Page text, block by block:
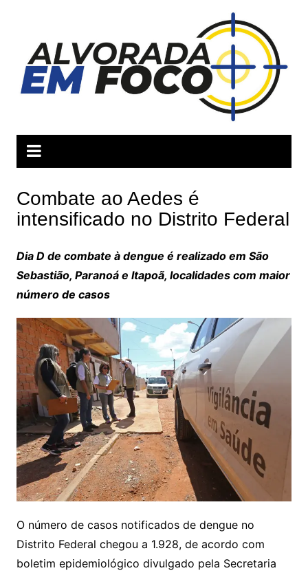
conteúdo
Combate ao Aedes é
intensificado no Distrito Federal
Dia D de combate à dengue é realizado em São
Sebastião, Paranoá e Itapoã, localidades com maior
número de casos
O número de casos notificados de dengue no
Distrito Federal chegou a 1.928, de acordo com
boletim epidemiológico divulgado pela Secretaria